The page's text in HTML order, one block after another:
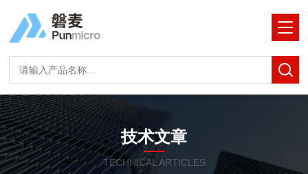
技术文章
TECHNICAL ARTICLES